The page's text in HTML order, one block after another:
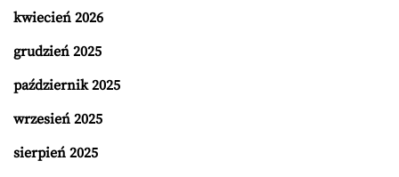
kwiecień 2026
grudzień 2025
październik 2025
wrzesień 2025
sierpień 2025